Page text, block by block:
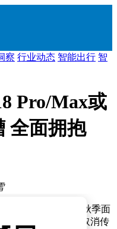
察 行业动态 智能出行 智
Pro/Max或
全面拥抱
果公司计划在今年秋季面
系列机型，将全面取消传